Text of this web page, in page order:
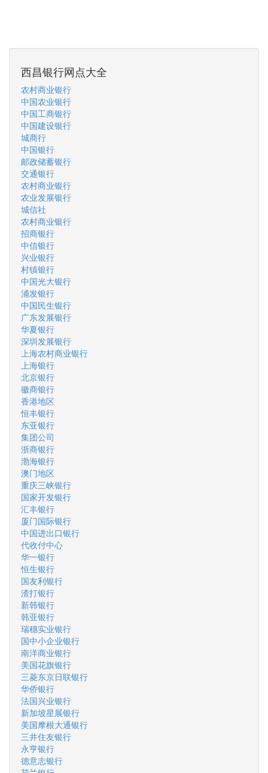
西昌银行网点大全
农村商业银行
中国农业银行
中国工商银行
中国建设银行
城商行
中国银行
邮政储蓄银行
交通银行
农村商业银行
农业发展银行
城信社
农村商业银行
招商银行
中信银行
兴业银行
村镇银行
中国光大银行
浦发银行
中国民生银行
广东发展银行
华夏银行
深圳发展银行
上海农村商业银行
上海银行
北京银行
徽商银行
香港地区
恒丰银行
东亚银行
集团公司
浙商银行
渤海银行
澳门地区
重庆三峡银行
国家开发银行
汇丰银行
厦门国际银行
中国进出口银行
代收付中心
华一银行
恒生银行
国友利银行
渣打银行
新韩银行
韩亚银行
瑞穗实业银行
国中小企业银行
南洋商业银行
美国花旗银行
三菱东京日联银行
华侨银行
法国兴业银行
新加坡星展银行
美国摩根大通银行
三井住友银行
永亨银行
德意志银行